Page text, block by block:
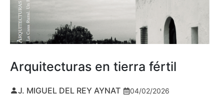
Arquitecturas en tierra fértil
J. MIGUEL DEL REY AYNAT 04/02/2026